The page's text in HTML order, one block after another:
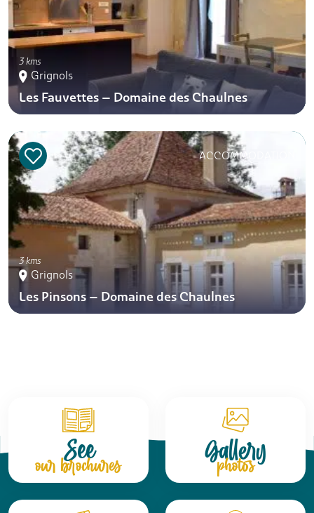
3 kms
Grignols
Les Fauvettes – Domaine des Chaulnes
ACCOMMODATION
3 kms
Grignols
Les Pinsons – Domaine des Chaulnes
See
our brochures Gallery
photos